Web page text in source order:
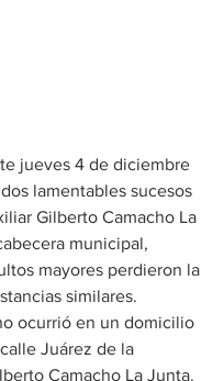
jueves 4 de diciembre
lamentables sucesos
Gilberto Camacho La
municipal,
mayores perdieron la
similares.
ocurrió en un domicilio
Juárez de la
Camacho La Junta.